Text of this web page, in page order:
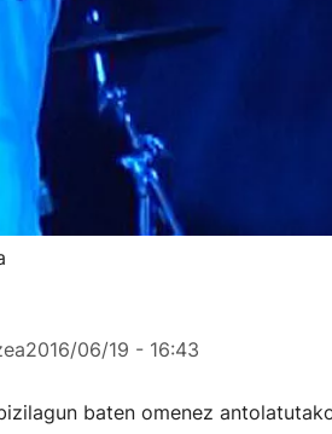
2016/06/19 - 16:43
baten omenez